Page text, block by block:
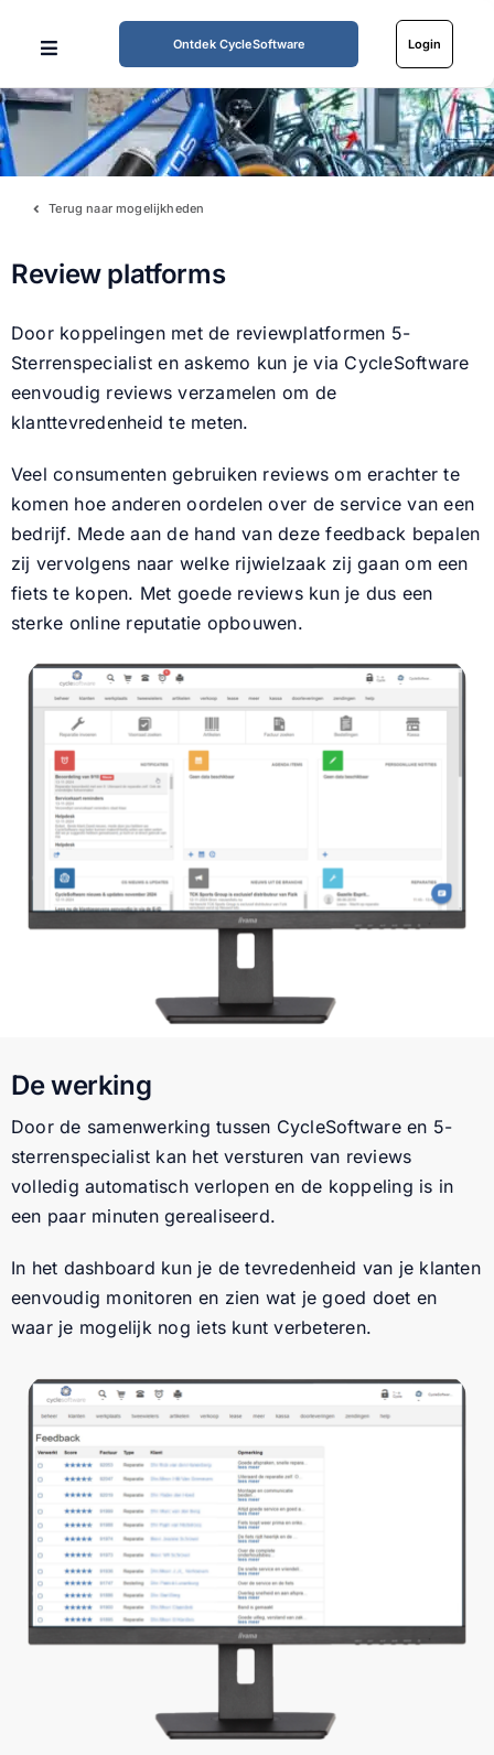
Ontdek CycleSoftware Login
Toggle
Home
Mogelijkheden
Tarieven
Over ons
Partners
Nieuws
Contact
Terug naar mogelijkheden
Review platforms
Door koppelingen met de reviewplatformen 5-
Sterrenspecialist en askemo kun je via CycleSoftware
eenvoudig reviews verzamelen om de
klanttevredenheid te meten.
Veel consumenten gebruiken reviews om erachter te
komen hoe anderen oordelen over de service van een
bedrijf. Mede aan de hand van deze feedback bepalen
zij vervolgens naar welke rijwielzaak zij gaan om een
fiets te kopen. Met goede reviews kun je dus een
sterke online reputatie opbouwen.
De werking
Door de samenwerking tussen CycleSoftware en 5-
sterrenspecialist kan het versturen van reviews
volledig automatisch verlopen en de koppeling is in
een paar minuten gerealiseerd.
In het dashboard kun je de tevredenheid van je klanten
eenvoudig monitoren en zien wat je goed doet en
waar je mogelijk nog iets kunt verbeteren.